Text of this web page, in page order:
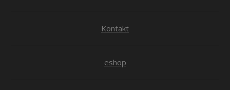
Kontakt
eshop